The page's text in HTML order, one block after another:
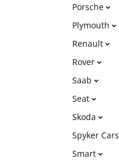
Porsche
Plymouth
Renault
Rover
Saab
Seat
Skoda
Spyker Cars
Smart